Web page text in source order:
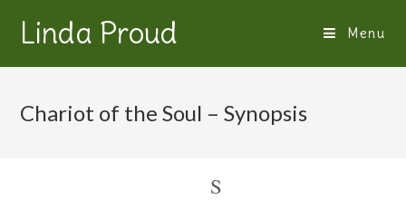
Linda Proud Menu
Chariot of the Soul – Synopsis
S